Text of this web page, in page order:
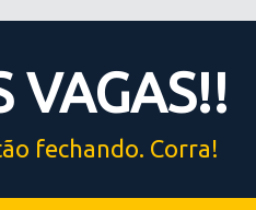
VAGAS!!
fechando. Corra!